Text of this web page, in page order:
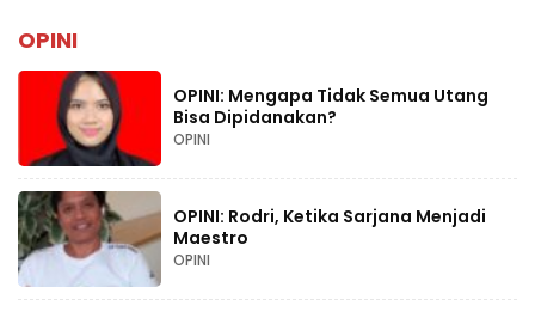
OPINI
OPINI: Mengapa Tidak Semua Utang
Bisa Dipidanakan?
OPINI
OPINI: Rodri, Ketika Sarjana Menjadi
Maestro
OPINI